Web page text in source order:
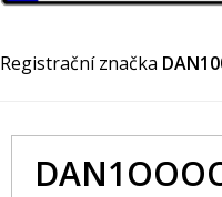
Registrační značka